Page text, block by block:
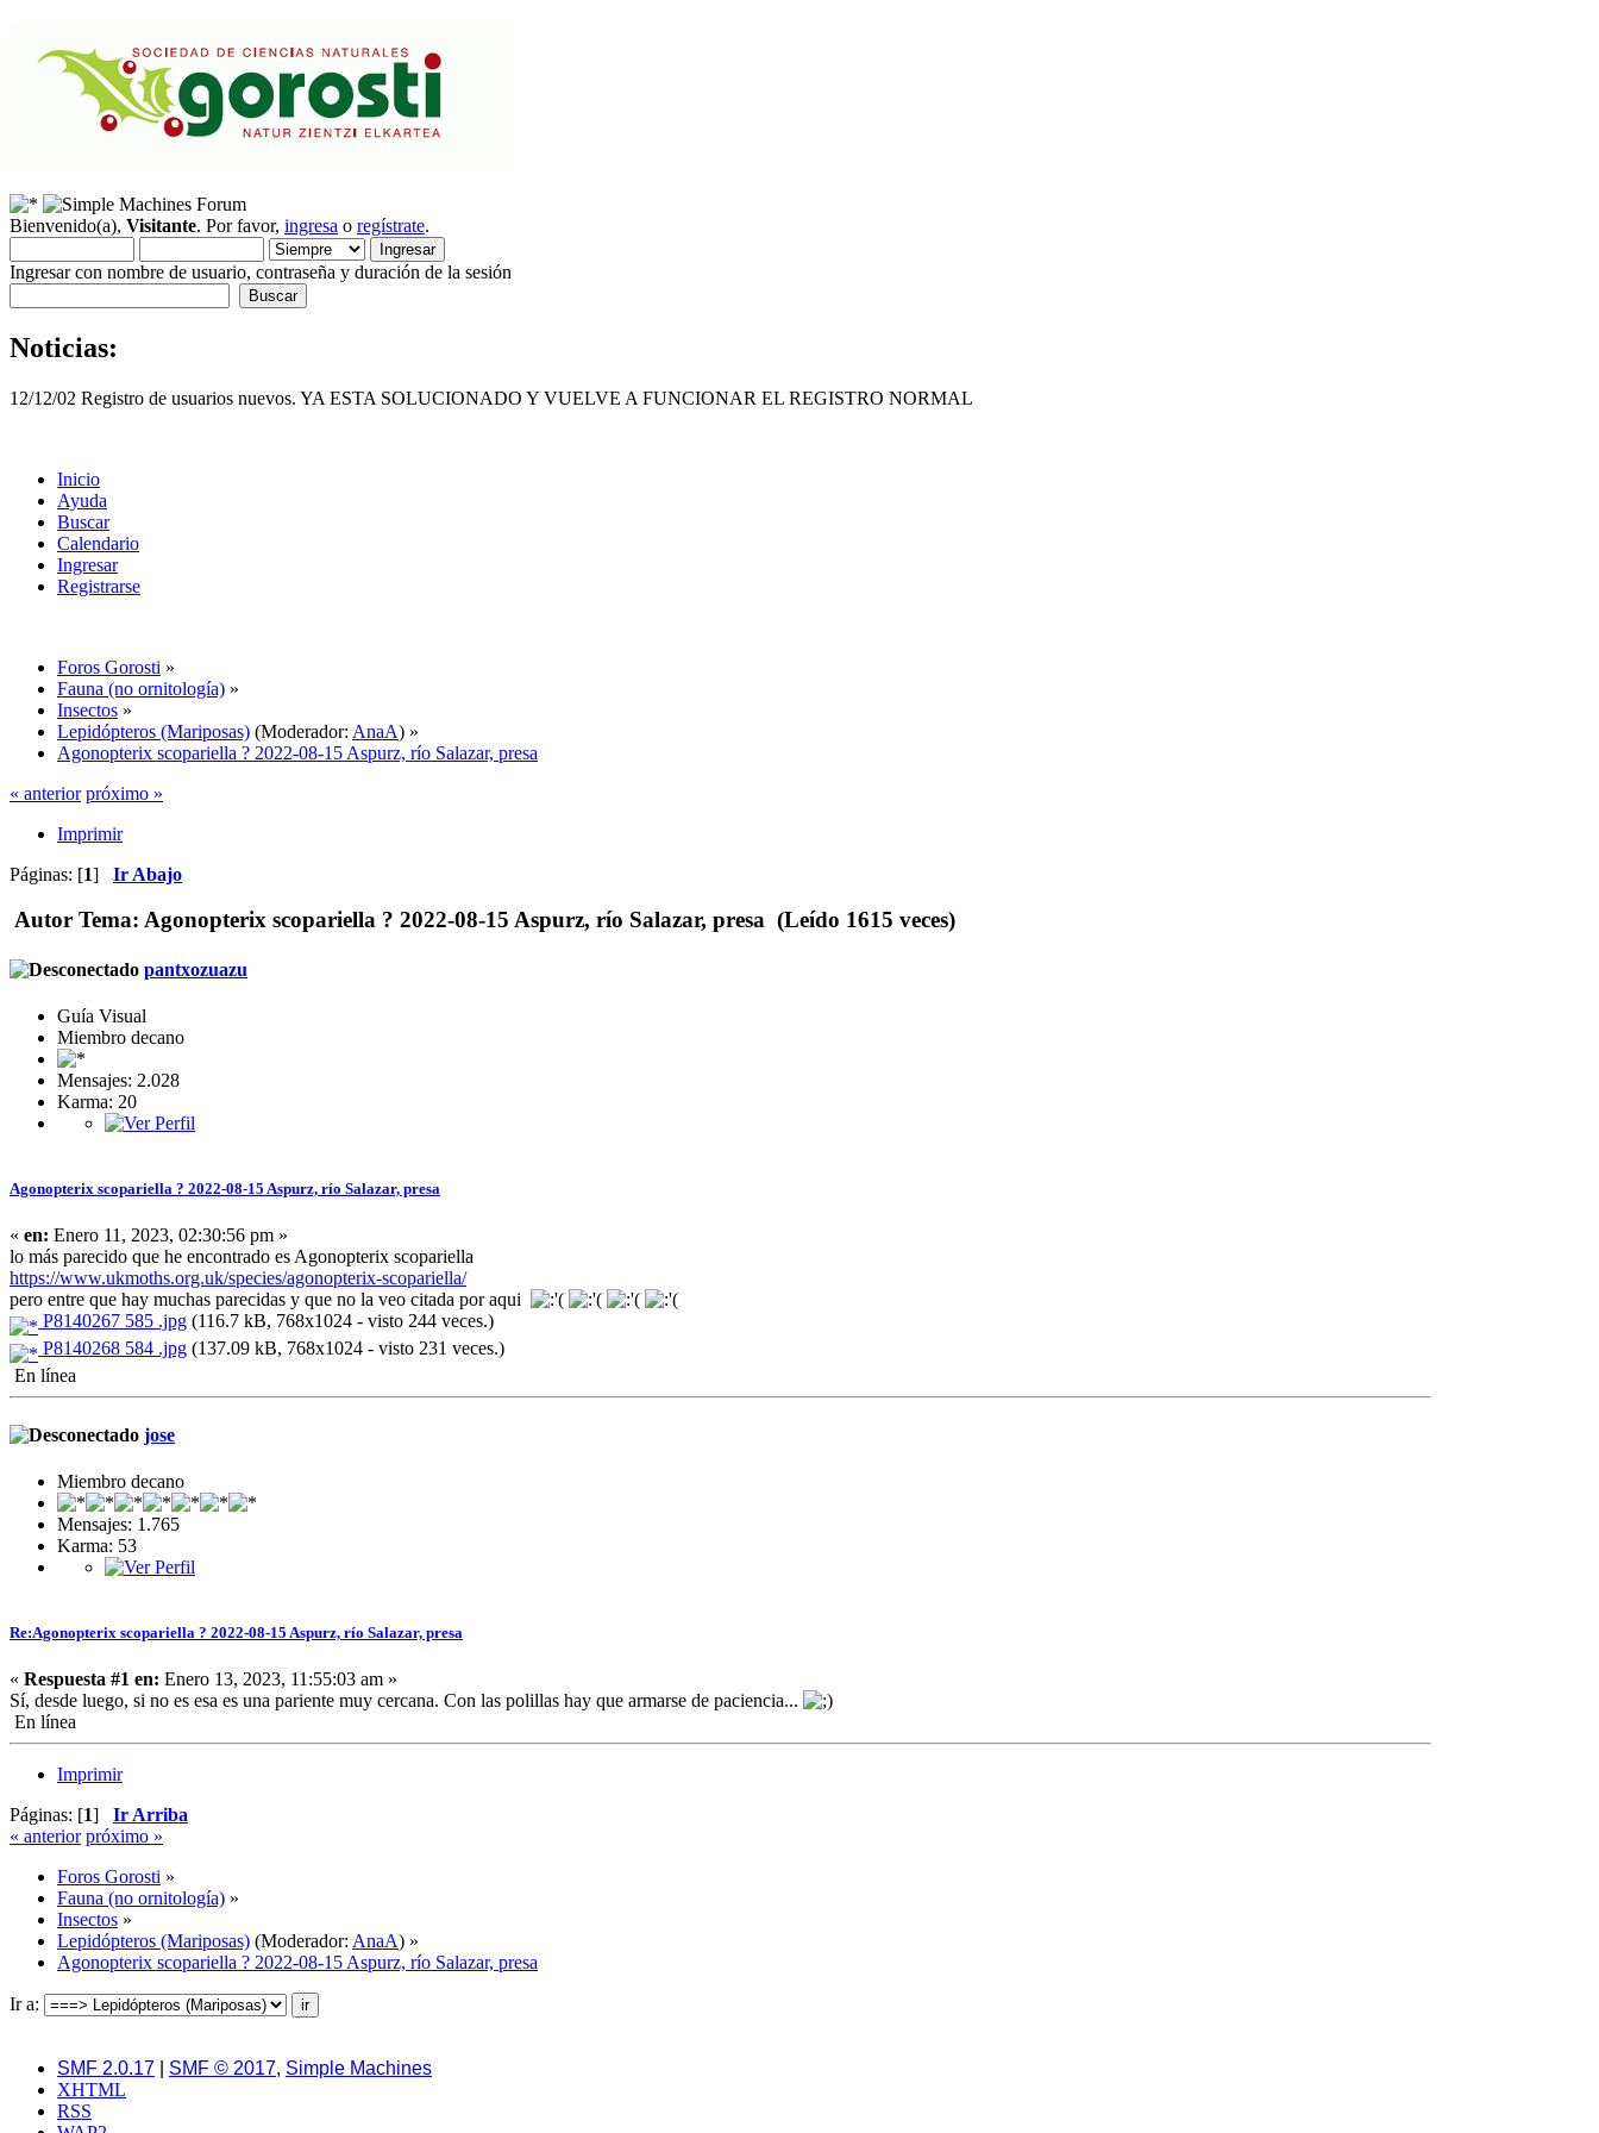
Bienvenido(a), Visitante. Por favor, ingresa o regístrate.
Ingresar con nombre de usuario, contraseña y duración de la sesión
Noticias:
12/12/02 Registro de usuarios nuevos. YA ESTA SOLUCIONADO Y VUELVE A FUNCIONAR EL REGISTRO NORMAL
Inicio
Ayuda
Buscar
Calendario
Ingresar
Registrarse
Foros Gorosti »
Fauna (no ornitología) »
Insectos »
Lepidópteros (Mariposas) (Moderador: AnaA) »
Agonopterix scopariella ? 2022-08-15 Aspurz, río Salazar, presa
« anterior próximo »
Imprimir
Páginas: [1] Ir Abajo
Autor Tema: Agonopterix scopariella ? 2022-08-15 Aspurz, río Salazar, presa (Leído 1615 veces)
pantxozuazu
Guía Visual
Miembro decano
Mensajes: 2.028
Karma: 20
Agonopterix scopariella ? 2022-08-15 Aspurz, río Salazar, presa
« en: Enero 11, 2023, 02:30:56 pm »
lo más parecido que he encontrado es Agonopterix scopariella
https://www.ukmoths.org.uk/species/agonopterix-scopariella/
pero entre que hay muchas parecidas y que no la veo citada por aqui
P8140267 585 .jpg (116.7 kB, 768x1024 - visto 244 veces.)
P8140268 584 .jpg (137.09 kB, 768x1024 - visto 231 veces.)
En línea
jose
Miembro decano
Mensajes: 1.765
Karma: 53
Re:Agonopterix scopariella ? 2022-08-15 Aspurz, río Salazar, presa
« Respuesta #1 en: Enero 13, 2023, 11:55:03 am »
Sí, desde luego, si no es esa es una pariente muy cercana. Con las polillas hay que armarse de paciencia...
En línea
Imprimir
Páginas: [1] Ir Arriba
« anterior próximo »
Foros Gorosti »
Fauna (no ornitología) »
Insectos »
Lepidópteros (Mariposas) (Moderador: AnaA) »
Agonopterix scopariella ? 2022-08-15 Aspurz, río Salazar, presa
Ir a:
SMF 2.0.17 SMF © 2017, Simple Machines
XHTML
RSS